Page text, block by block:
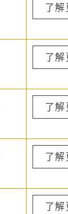
了解
了解
了解
了解
了解